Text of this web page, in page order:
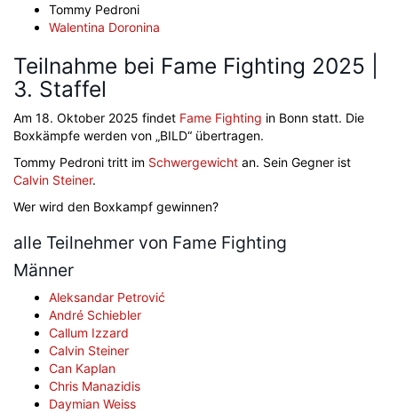
Tommy Pedroni
Walentina Doronina
Teilnahme bei Fame Fighting 2025 |
3. Staffel
Am 18. Oktober 2025 findet Fame Fighting in Bonn statt. Die
Boxkämpfe werden von „BILD“ übertragen.
Tommy Pedroni tritt im Schwergewicht an. Sein Gegner ist
Calvin Steiner.
Wer wird den Boxkampf gewinnen?
alle Teilnehmer von Fame Fighting
Männer
Aleksandar Petrović
André Schiebler
Callum Izzard
Calvin Steiner
Can Kaplan
Chris Manazidis
Daymian Weiss